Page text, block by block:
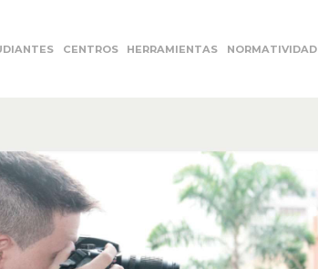
CENTROS HERRAMIENTAS NORMATIVIDAD